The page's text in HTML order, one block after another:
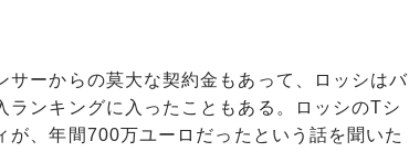
ーからの莫大な契約金もあって、ロッシはバ
ンキングに入ったこともある。ロッシのTシ
、年間700万ユーロだったという話を聞いた